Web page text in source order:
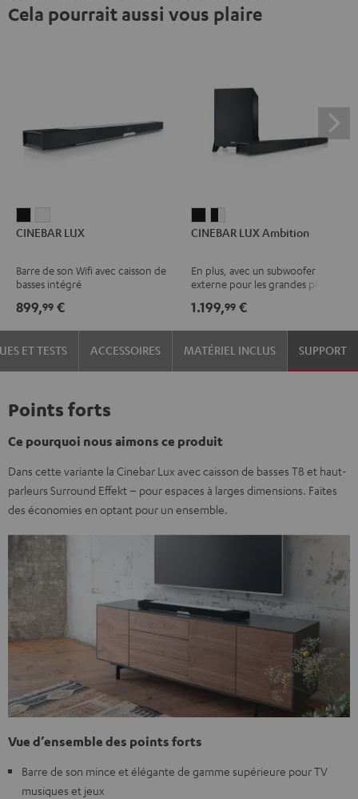
Cela pourrait aussi vous plaire
LUXLUX
CINEBAR LUX
Barre de son Wifi avec caisson de
basses intégré
899,99 €
LUX
Noir
LUX
Noir
/
Blanc
CINEBAR LUX Ambition
En plus, avec un subwoofer
externe pour les grandes pièces
1.199,99 €
ET TESTS ACCESSOIRES MATÉRIEL INCLUS SUPPORT
Points forts
Ce pourquoi nous aimons ce produit
Dans cette variante la Cinebar Lux avec caisson de basses T8 et haut-
parleurs Surround Effekt – pour espaces à larges dimensions. Faites
des économies en optant pour un ensemble.
Vue d’ensemble des points forts
Barre de son mince et élégante de gamme supérieure pour TV
musiques et jeux